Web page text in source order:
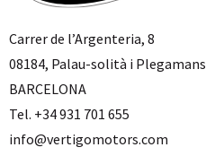
Carrer de l’Argenteria, 8
08184, Palau-solità i Plegamans
BARCELONA
Tel. +34 931 701 655
info@vertigomotors.com